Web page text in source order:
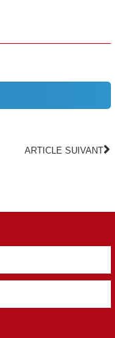
ARTICLE SUIVANT